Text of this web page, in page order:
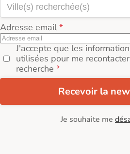
Adresse email
J'accepte que les
utilisées pour me
recherche
Recevoir la
Je souhaite me